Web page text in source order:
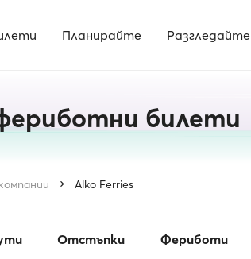
Планирайте Разгледайте
билети
Alko Ferries
Отстъпки Фериботи